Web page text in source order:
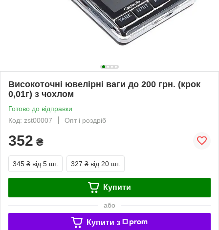
Високоточні ювелірні ваги до 200 грн. (крок
0,01г) з чохлом
Готово до відправки
Код: zst00007
Опт і роздріб
352 ₴
345 ₴ від 5 шт. 327 ₴ від 20 шт.
Купити
або
Купити з